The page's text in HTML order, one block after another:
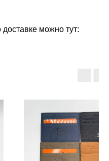
можно тут: